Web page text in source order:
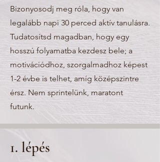
Bizonyosodj meg róla, hogy van
legalább napi 30 perced aktív tanulásra.
Tudatosítsd magadban, hogy egy
hosszú folyamatba kezdesz bele; a
motivációdhoz, szorgalmadhoz képest
1-2 évbe is telhet, amíg középszintre
érsz. Nem sprintelünk, maratont
futunk.
1. lépés